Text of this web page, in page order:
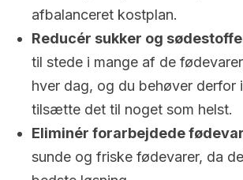
afbalanceret kostplan.
Reducér sukker og
til stede i mange af de
hver dag, og du behøver derfor
tilsætte det til noget som helst.
Eliminér forarbejdede
sunde og friske fødevarer, da